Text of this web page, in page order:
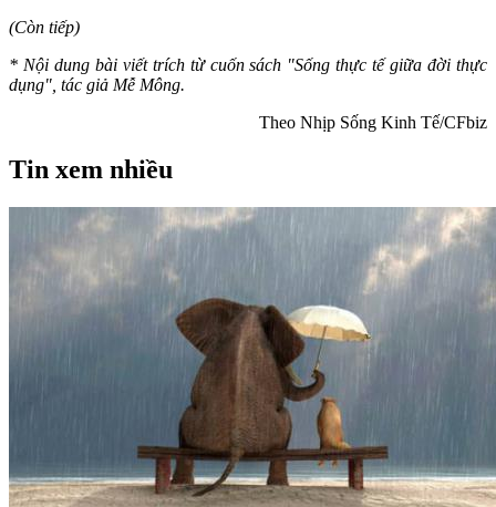
(Còn tiếp)
* Nội dung bài viết trích từ cuốn sách "Sống thực tế giữa đời thực
dụng", tác giả Mễ Mông.
Theo Nhịp Sống Kinh Tế/CFbiz
Tin xem nhiều